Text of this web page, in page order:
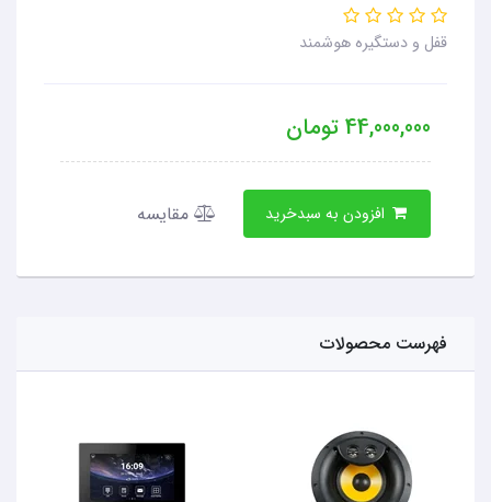
قفل و دستگیره هوشمند
44,000,000تومان
مقایسه
فهرست محصولات